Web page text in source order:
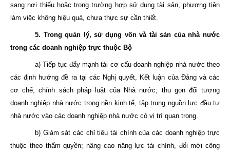
sang nơi thiếu hoặc trong trường hợp sử dụng tài sản, phương tiện
làm việc không hiệu quả, chưa thực sự cần thiết.
5. Trong quản lý, sử dụng vốn và tài sản của nhà nước
trong các doanh nghiệp trực thuộc Bộ
a) Tiếp tục đẩy mạnh tái cơ cấu doanh nghiệp nhà nước theo
các định hướng đề ra tại các Nghị quyết, Kết luận của Đảng và các
cơ chế, chính sách pháp luật của Nhà nước; thu gọn đối tượng
doanh nghiệp nhà nước trong nền kinh tế, tập trung nguồn lực đầu tư
nhà nước vào các doanh nghiệp nhà nước có vị trí quan trọng.
b) Giám sát các chỉ tiêu tài chính của các doanh nghiệp trực
thuộc theo thẩm quyền; nâng cao năng lực tài chính, đổi mới công